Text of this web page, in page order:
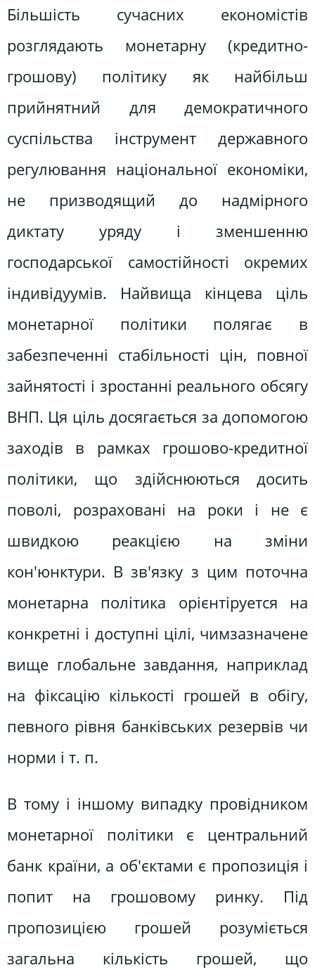
Більшість сучасних економiстів
розглядають монетарну (кредитно-
грошову) політику як найбільш
прийнятний для демократичного
суспільства інструмент державного
регулювання національної економіки,
не призводящий до надмірного
диктату уряду і зменшенню
господарської самостійності окремих
iндивiдуумів. Найвища кінцева ціль
монетарної політики полягає в
забезпеченні стабільності цін, повної
зайнятості і зростанні реального обсягу
ВНП. Ця ціль досягається за допомогою
заходів в рамках грошово-кредитної
політики, що здійснюються досить
поволі, розраховані на роки і не є
швидкою реакцією на зміни
кон'юнктури. В зв'язку з цим поточна
монетарна політика орiєнтiруется на
конкретні і доступні цілі, чимзазначене
вище глобальне завдання, наприклад
на фіксацію кількості грошей в обігу,
певного рівня банківських резервів чи
норми і т. п.
В тому і іншому випадку провідником
монетарної політики є центральний
банк країни, а об'єктами є пропозиція і
попит на грошовому ринку. Під
пропозицією грошей розуміється
загальна кількість грошей, що